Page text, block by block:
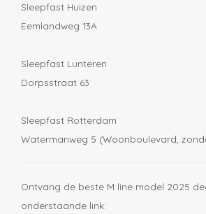
Sleepfast Huizen
Eemlandweg 13A
Sleepfast Lunteren
Dorpsstraat 63
Sleepfast Rotterdam
Watermanweg 5 (Woonboulevard,
Ontvang de beste M line model 2025
onderstaande link: